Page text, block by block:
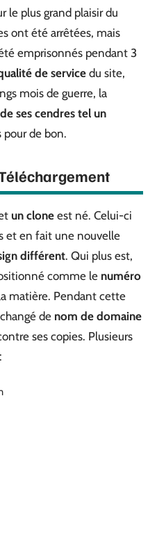
le plus grand plaisir du
ont été arrêtées, mais
emprisonnés pendant 3
de servicedu site,
mois de guerre, la
ses cendres tel un
de bon.
un clone est né. Celui-ci
et en fait une nouvelle
différent. Qui plus est,
comme le numéro
matière. Pendant cette
de nom de domaine
ses copies. Plusieurs